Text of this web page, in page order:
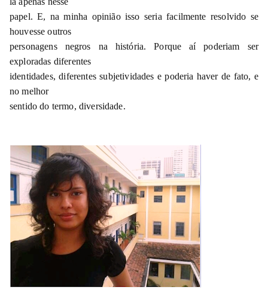
papel. E, na minha opinião isso seria facilmente resolvido se
houvesse outros
personagens negros na história. Porque aí poderiam ser
exploradas diferentes
identidades, diferentes subjetividades e poderia haver de fato, e
no melhor
sentido do termo, diversidade.